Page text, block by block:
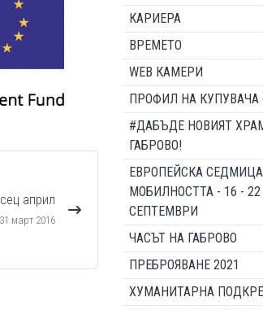
април
31 март 2016
КАРИЕРА
ВРЕМЕТО
WEB КАМЕРИ
ПРОФИЛ НА КУПУВАЧА
#ДАБЪДЕ НОВИЯТ
ГАБРОВО!
ЕВРОПЕЙСКА
МОБИЛНОСТТА - 16 - 22
СЕПТЕМВРИ
ЧАСЪТ НА ГАБРОВО
ПРЕБРОЯВАНЕ 2021
ХУМАНИТАРНА